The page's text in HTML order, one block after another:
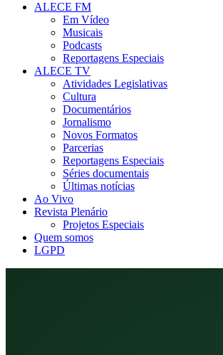
ALECE FM
Em Vídeo
Musicais
Podcasts
Reportagens Especiais
ALECE TV
Atividades Legislativas
Cultura
Documentários
Jornalismo
Novos Formatos
Parcerias
Reportagens Especiais
Séries documentais
Últimas notícias
Ao Vivo
Revista Plenário
Projetos Especiais
Quem somos
LGPD